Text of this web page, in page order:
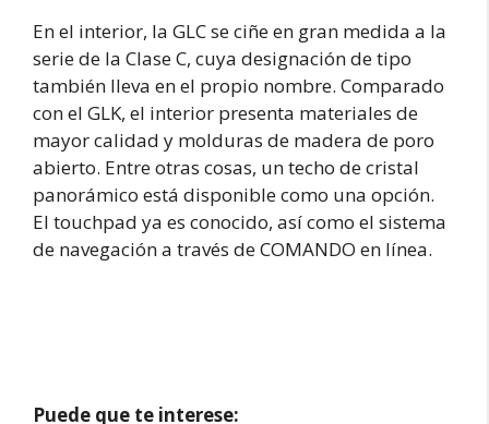
En el interior, la GLC se ciñe en gran medida a la
serie de la Clase C, cuya designación de tipo
también lleva en el propio nombre. Comparado
con el GLK, el interior presenta materiales de
mayor calidad y molduras de madera de poro
abierto. Entre otras cosas, un techo de cristal
panorámico está disponible como una opción.
El touchpad ya es conocido, así como el sistema
de navegación a través de COMANDO en línea.
Puede que te interese: